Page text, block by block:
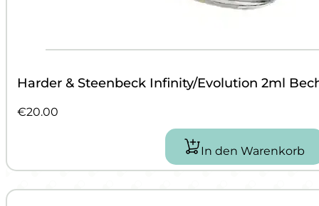
Harder & Steenbeck Infinity/Evolution 2ml
€20.00
In den Warenkorb